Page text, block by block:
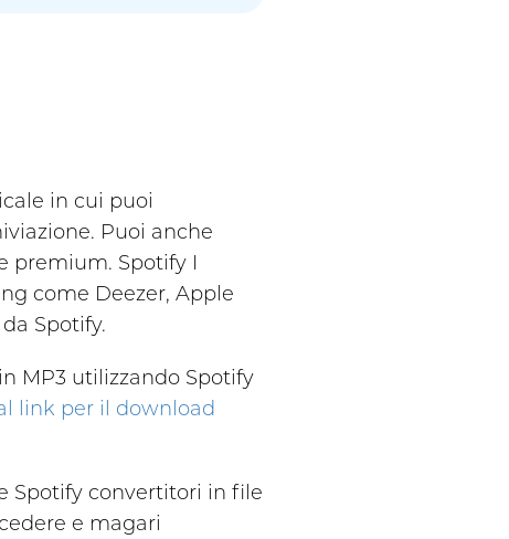
in cui puoi
Puoi anche
premium. Spotify I
come Deezer, Apple
Spotify.
MP3 utilizzando Spotify
link per il download
Spotify convertitori in file
e magari